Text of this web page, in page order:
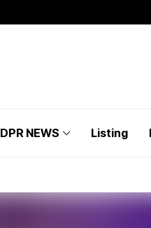
DPR NEWS Listing